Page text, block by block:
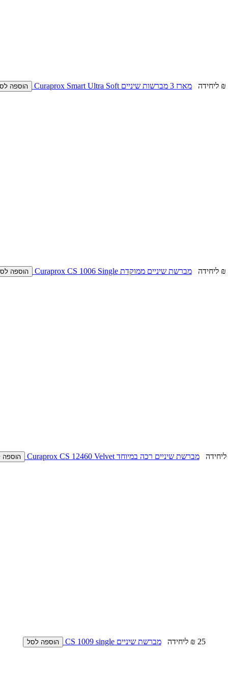
ליחידה מארז 3 מברשות שיניים Curaprox Smart Ultra Soft הוספה
ליחידה מברשת שיניים ממוקדת Curaprox CS 1006 Single הוספה
ליחידה מברשת שיניים רכה במיוחד Curaprox CS 12460 Velvet הוספה
25 ₪ ליחידה מברשת שיניים CS 1009 single הוספה לסל